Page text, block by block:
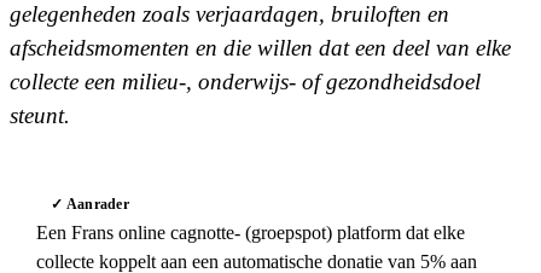
gelegenheden zoals verjaardagen, bruiloften en
afscheidsmomenten en die willen dat een deel van elke
collecte een milieu-, onderwijs- of gezondheidsdoel
steunt.
✓ Aanrader
Een Frans online cagnotte- (groepspot) platform dat elke
collecte koppelt aan een automatische donatie van 5% aan